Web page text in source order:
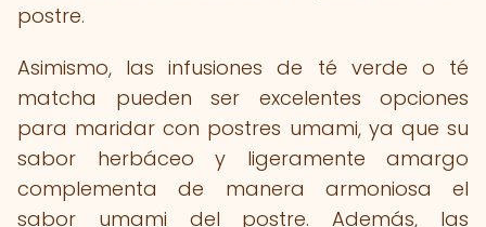
postre.
Asimismo, las infusiones de té verde o té
matcha pueden ser excelentes opciones
para maridar con postres umami, ya que su
sabor herbáceo y ligeramente amargo
complementa de manera armoniosa el
sabor umami del postre. Además, las